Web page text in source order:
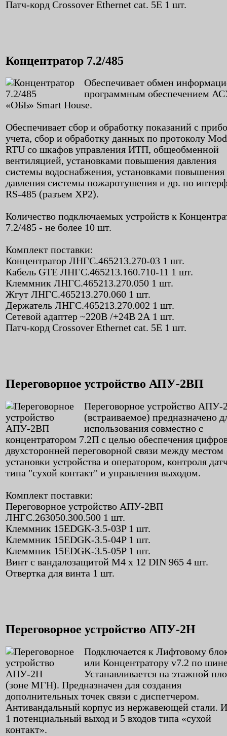
Патч-корд Crossover Ethernet cat. 5E 1 шт.
Концентратор 7.2/485
Обеспечивает обмен
программным обеспечением
«ОБЬ» Smart House.
Обеспечивает сбор и обработку показаний с
учета, сбор и обработку данных по протоколу
RTU со шкафов управления ИТП, общеобменной
вентиляцией, установками повышения давления
системы водоснабжения, установками повышения
давления системы пожаротушения и др. по
RS-485 (разъем XP2).
Количество подключаемых устройств к
7.2/485 - не более 10 шт.
Комплект поставки:
Концентратор ЛНГС.465213.270-03 1 шт.
Кабель GTE ЛНГС.465213.160.710-11 1 шт.
Клеммник ЛНГС.465213.270.050 1 шт.
Жгут ЛНГС.465213.270.060 1 шт.
Держатель ЛНГС.465213.270.002 1 шт.
Сетевой адаптер ~220В /+24В 2А 1 шт.
Патч-корд Crossover Ethernet cat. 5E 1 шт.
Переговорное устройство АПУ-2ВП
Переговорное устройство
(встраиваемое) предназначено
использования совместно с
концентратором 7.2П с целью обеспечения
двухсторонней переговорной связи между местом
установки устройства и оператором, контроля
типа "сухой контакт" и управления выходом.
Комплект поставки:
Переговорное устройство АПУ-2ВП
ЛНГС.263050.300.500 1 шт.
Клеммник 15EDGK-3.5-03P 1 шт.
Клеммник 15EDGK-3.5-04P 1 шт.
Клеммник 15EDGK-3.5-05P 1 шт.
Винт с вандалозащитой M4 x 12 DIN 965 4 шт.
Отвертка для винта 1 шт.
Переговорное устройство АПУ-2Н
Подключается к Лифтовому
или Концентратору v7.2 по
Устанавливается на этажной
(зоне МГН). Предназначен для создания
дополнительных точек связи с диспетчером.
Антивандальный корпус из нержавеющей стали.
1 потенциальный выход и 5 входов типа «сухой
контакт».